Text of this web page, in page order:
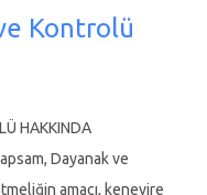
Analizlerde
kapsamaktadır.
açısından
ekim alanları ile
yapılmasında çift üstel
Kontrolü
HAKKINDA
Dayanak ve
amacı, kenevire